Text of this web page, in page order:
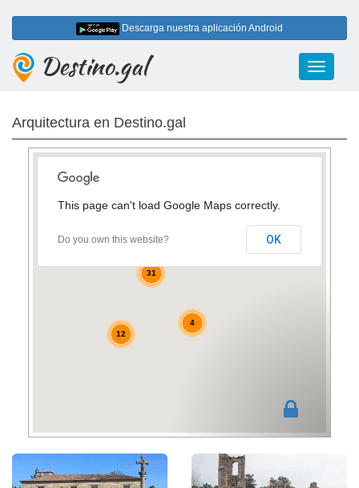
Descarga nuestra aplicación Android
Toggle
Destino.gal
Arquitectura en Destino.gal
2
2
2
31
12
9
4
This page can't load Google Maps correctly.
Do you own this website? OK